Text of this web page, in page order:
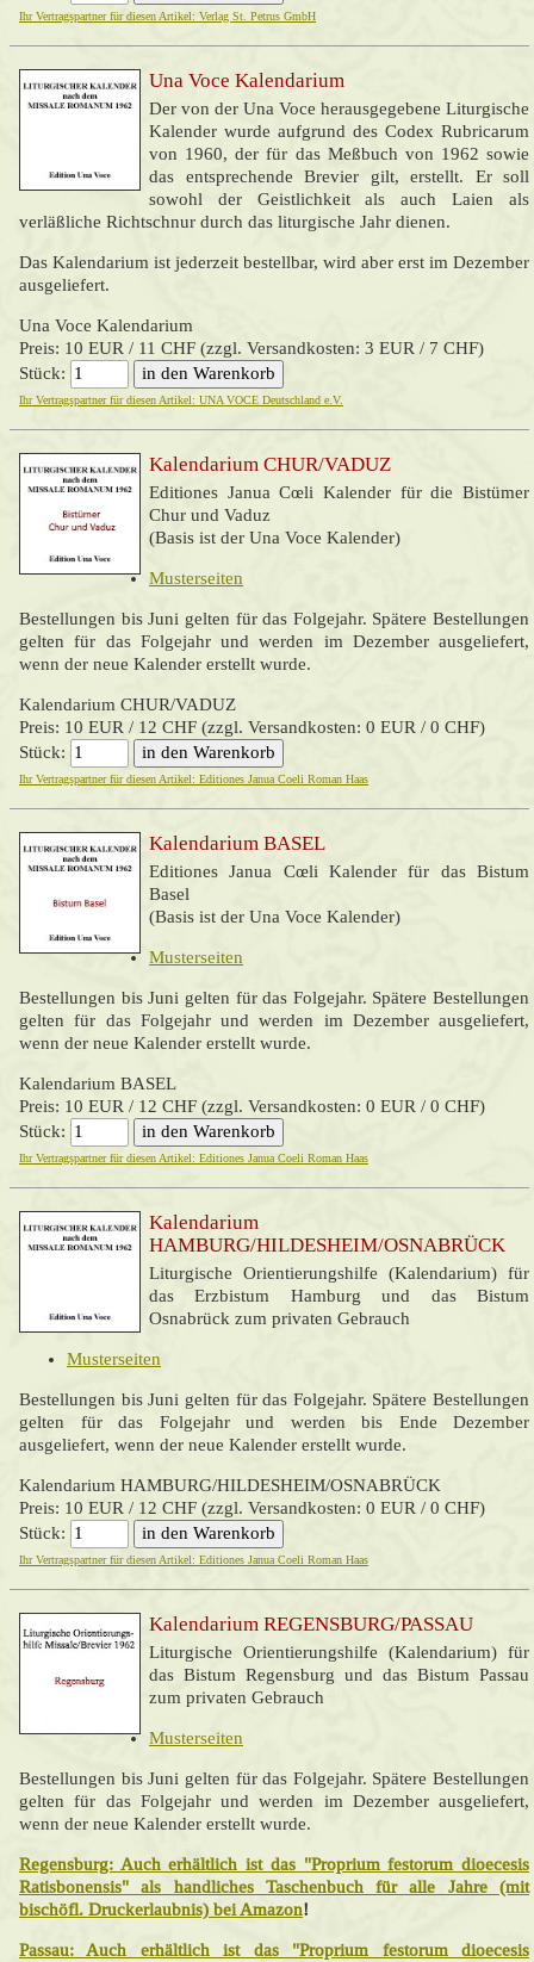
Ihr Vertragspartner für diesen Artikel: Verlag St. Petrus GmbH
Una Voce Kalendarium
Der von der Una Voce herausgegebene Liturgische
Kalender wurde aufgrund des Codex Rubricarum
von 1960, der für das Meßbuch von 1962 sowie
das entsprechende Brevier gilt, erstellt. Er soll
sowohl der Geistlichkeit als auch Laien als
verläßliche Richtschnur durch das liturgische Jahr dienen.
Das Kalendarium ist jederzeit bestellbar, wird aber erst im Dezember
ausgeliefert.
Una Voce Kalendarium
Preis: 10 EUR / 11 CHF (zzgl. Versandkosten: 3 EUR / 7 CHF)
Stück:
Ihr Vertragspartner für diesen Artikel: UNA VOCE Deutschland e.V.
Kalendarium CHUR/VADUZ
Editiones Janua Cœli Kalender für die Bistümer
Chur und Vaduz
(Basis ist der Una Voce Kalender)
Musterseiten
Bestellungen bis Juni gelten für das Folgejahr. Spätere Bestellungen
gelten für das Folgejahr und werden im Dezember ausgeliefert,
wenn der neue Kalender erstellt wurde.
Kalendarium CHUR/VADUZ
Preis: 10 EUR / 12 CHF (zzgl. Versandkosten: 0 EUR / 0 CHF)
Stück:
Ihr Vertragspartner für diesen Artikel: Editiones Janua Coeli Roman Haas
Kalendarium BASEL
Editiones Janua Cœli Kalender für das Bistum
Basel
(Basis ist der Una Voce Kalender)
Musterseiten
Bestellungen bis Juni gelten für das Folgejahr. Spätere Bestellungen
gelten für das Folgejahr und werden im Dezember ausgeliefert,
wenn der neue Kalender erstellt wurde.
Kalendarium BASEL
Preis: 10 EUR / 12 CHF (zzgl. Versandkosten: 0 EUR / 0 CHF)
Stück:
Ihr Vertragspartner für diesen Artikel: Editiones Janua Coeli Roman Haas
Kalendarium
HAMBURG/HILDESHEIM/OSNABRÜCK
Liturgische Orientierungshilfe (Kalendarium) für
das Erzbistum Hamburg und das Bistum
Osnabrück zum privaten Gebrauch
Musterseiten
Bestellungen bis Juni gelten für das Folgejahr. Spätere Bestellungen
gelten für das Folgejahr und werden bis Ende Dezember
ausgeliefert, wenn der neue Kalender erstellt wurde.
Kalendarium HAMBURG/HILDESHEIM/OSNABRÜCK
Preis: 10 EUR / 12 CHF (zzgl. Versandkosten: 0 EUR / 0 CHF)
Stück:
Ihr Vertragspartner für diesen Artikel: Editiones Janua Coeli Roman Haas
Kalendarium REGENSBURG/PASSAU
Liturgische Orientierungshilfe (Kalendarium) für
das Bistum Regensburg und das Bistum Passau
zum privaten Gebrauch
Musterseiten
Bestellungen bis Juni gelten für das Folgejahr. Spätere Bestellungen
gelten für das Folgejahr und werden im Dezember ausgeliefert,
wenn der neue Kalender erstellt wurde.
Regensburg: Auch erhältlich ist das "Proprium festorum dioecesis
Ratisbonensis" als handliches Taschenbuch für alle Jahre (mit
bischöfl. Druckerlaubnis) bei Amazon!
Passau: Auch erhältlich ist das "Proprium festorum dioecesis